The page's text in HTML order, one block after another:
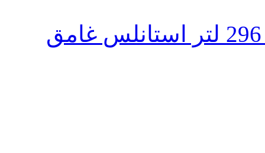
ثلاجة تورنيدو انفرتر نوفروست 296 لتر استانلس غامق